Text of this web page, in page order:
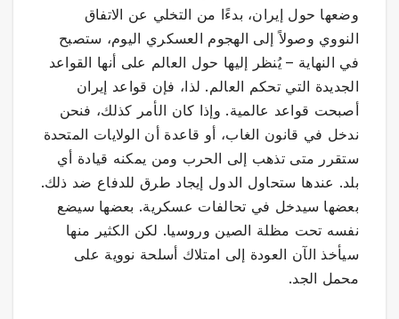
وضعها حول إيران، بدءًا من التخلي عن الاتفاق
النووي وصولاً إلى الهجوم العسكري اليوم، ستصبح
في النهاية – يُنظر إليها حول العالم على أنها القواعد
الجديدة التي تحكم العالم. لذا، فإن قواعد إيران
أصبحت قواعد عالمية. وإذا كان الأمر كذلك، فنحن
ندخل في قانون الغاب، أو قاعدة أن الولايات المتحدة
ستقرر متى تذهب إلى الحرب ومن يمكنه قيادة أي
بلد. عندها ستحاول الدول إيجاد طرق للدفاع ضد ذلك.
بعضها سيدخل في تحالفات عسكرية. بعضها سيضع
نفسه تحت مظلة الصين وروسيا. لكن الكثير منها
سيأخذ الآن العودة إلى امتلاك أسلحة نووية على
محمل الجد.